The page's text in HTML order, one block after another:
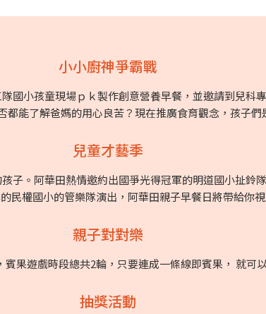
小小廚神爭霸戰
國小孩童現場ｐｋ製作創意營養早餐，並邀請到兒科
能了解爸媽的用心良苦？現在推廣食育觀念，孩子
兒童才藝季
子。阿華田熱情邀約出國爭光得冠軍的明道國小扯鈴
民權國小的管樂隊演出，阿華田親子早餐日將帶給你
親子對對樂
果遊戲時段總共2輪，只要連成一條線即賓果， 就可
抽獎活動